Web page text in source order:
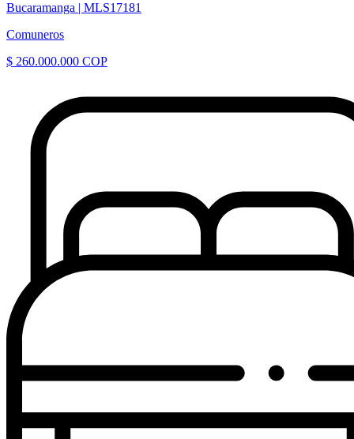
Bucaramanga | MLS17181
Comuneros
$ 260.000.000 COP